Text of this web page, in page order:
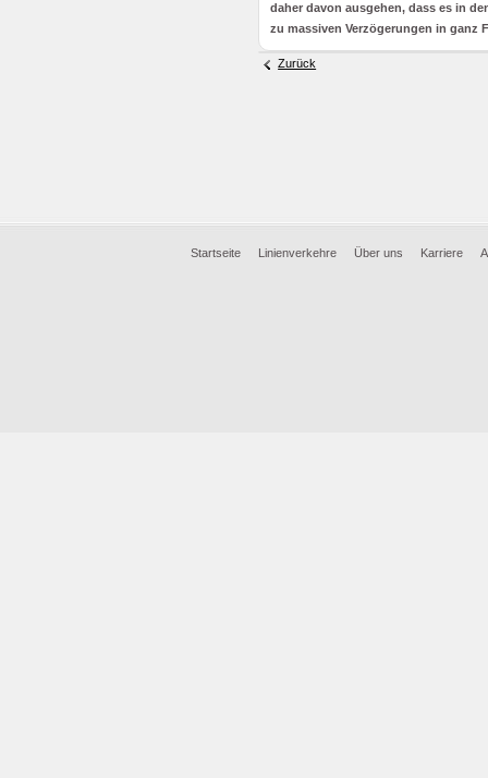
daher davon ausgehen, dass es in
zu massiven Verzögerungen in ganz
Zurück
Startseite Linienverkehre Über uns Karriere